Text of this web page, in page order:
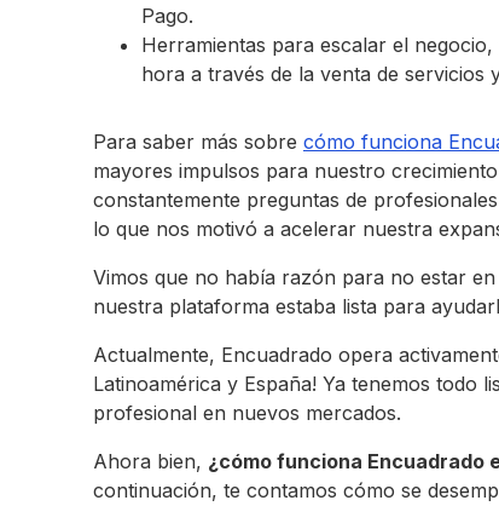
Pago.
Herramientas para escalar el
hora a través de la venta de servicios
Para saber más sobre cómo funciona
mayores impulsos para nuestro
constantemente preguntas de
lo que nos motivó a acelerar nuestra
Vimos que no había razón para no estar
nuestra plataforma estaba lista para
Actualmente, Encuadrado opera
Latinoamérica y España! Ya tenemos todo
profesional en nuevos mercados.
Ahora bien, ¿cómo funciona Encuadrado
continuación, te contamos cómo se